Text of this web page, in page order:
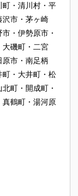
町・清川村・平
沢市・茅ヶ崎
・伊勢原市・
大磯町・二宮
原市・南足柄
町・大井町・松
町・開成町・
真鶴町・湯河原